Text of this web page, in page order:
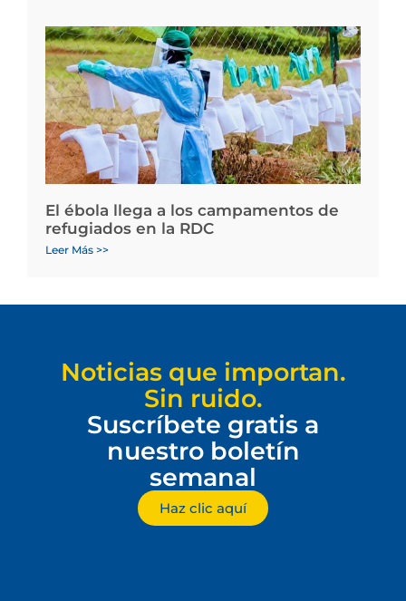
El ébola llega a los campamentos de
refugiados en la RDC
Leer Más >>
Noticias que importan.
Sin ruido.
Suscríbete gratis a
nuestro boletín
semanal
Haz clic aquí